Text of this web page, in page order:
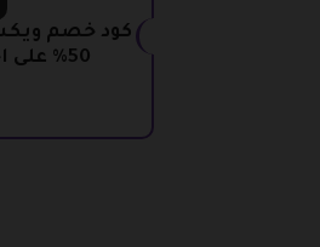
50% على اجهزه البخار والتنفس